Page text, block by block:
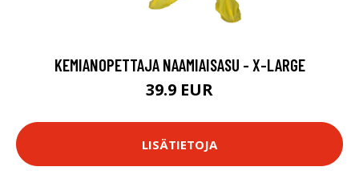
KEMIANOPETTAJA NAAMIAISASU - X-LARGE
39.9 EUR
LISÄTIETOJA